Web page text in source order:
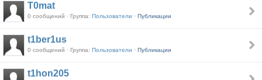
T0mat
0 сообщений · Группа: Пользователи · Публикации
t1ber1us
0 сообщений · Группа: Пользователи · Публикации
t1hon205